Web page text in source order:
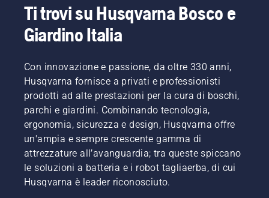
parchi
dei
relativi
paesi.
loro a
comporre
il nostro
H-team.
E sono
loro i
nostri
utenti
più
esigenti.
Ti trovi su Husqvarna Bosco e
Giardino Italia
Con innovazione e passione, da oltre 330 anni,
Husqvarna fornisce a privati e professionisti
prodotti ad alte prestazioni per la cura di boschi,
parchi e giardini. Combinando tecnologia,
ergonomia, sicurezza e design, Husqvarna offre
un'ampia e sempre crescente gamma di
attrezzature all’avanguardia; tra queste spiccano
le soluzioni a batteria e i robot tagliaerba, di cui
Husqvarna è leader riconosciuto.